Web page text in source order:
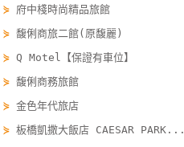
理
會
員
帳
戶
⋟ 府中棧時尚精品旅館
⋟馥俐商旅二館(原馥麗)
⋟Q Motel【保證有車位】
⋟馥俐商務旅館
⋟金色年代旅店
⋟板橋凱撒大飯店 CAESAR PARK...